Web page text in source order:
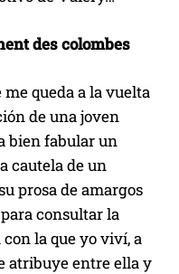
des colombes
queda a la vuelta
de una joven
bien fabular un
cautela de un
prosa de amargos
consultar la
la que yo viví, a
atribuye entre ella y